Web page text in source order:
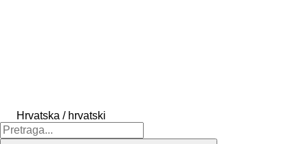
Hrvatska / hrvatski